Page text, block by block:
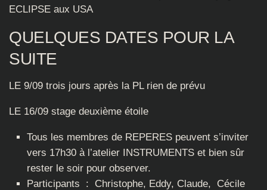
ECLIPSE aux USA
QUELQUES DATES POUR LA
SUITE
LE 9/09 trois jours après la PL rien de prévu
LE 16/09 stage deuxième étoile
Tous les membres de REPERES peuvent s’inviter
vers 17h30 à l’atelier INSTRUMENTS et bien sûr
rester le soir pour observer.
Participants : Christophe, Eddy, Claude, Cécile